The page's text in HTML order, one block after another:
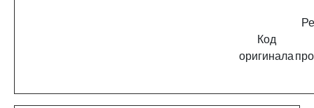
Код
оригинала